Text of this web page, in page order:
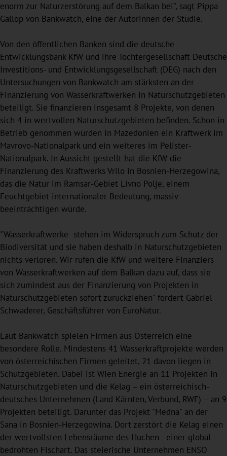
enorm zur Naturzerstörung auf dem Balkan bei", sagt Pippa
Gallop von Bankwatch, eine der Autorinnen der Studie.
Von den öffentlichen Banken sind die deutsche
Entwicklungsbank KfW und ihre Tochtergesellschaft Deutsche
Investitions- und Entwicklungsgesellschaft (DEG) nach den
Untersuchungen von Bankwatch am stärksten an der
Finanzierung von Wasserkraftwerken in Naturschutzgebieten
beteiligt. Sie finanzieren insgesamt 8 Projekte, von denen
sich 4 in wertvollen Naturschutzgebieten befinden. Schon in
Betrieb genommen wurden in Mazedonien ein Kraftwerk im
Mavrovo-Nationalpark und ein weiteres im Pelister-
Nationalpark. In Aussicht gestellt hat die KfW die
Finanzierung des Kraftwerks Vrilo in Bosnien-Herzegowina,
das die Natur im Ramsar-Gebiet Livno Polje, einem
Feuchtgebiet internationaler Bedeutung, massiv
beeinträchtigen würde.
"Wasserkraftwerke stehen im Widerspruch zum Schutz der
Biodiversität und sie haben deshalb in Naturschutzgebieten
nichts verloren. Wir rufen die KfW und weitere Finanziers
von Wasserkraftwerken auf dem Balkan dazu auf, dass sie
sich zumindest aus der Finanzierung von Projekten in
Naturschutzgebieten sofort zurückziehen" fordert Gabriel
Schwaderer, Geschäftsführer von EuroNatur.
Laut Bankwatch spielen Firmen aus Österreich eine
besondere Rolle. Mindestens 41 Wasserkraftprojekte werden
von österreichischen Firmen geleitet, 21 davon liegen in
Schutzgebieten. Dabei ist Wien Energie an 11 Projekten in
Naturschutzgebieten und die Kelag – ein österreichisch-
deutsches Unternehmen (Land Kärnten, Verbund, RWE) – an 9
Projekten beteiligt. Darunter das Projekt "Medna" an der
Sana in Bosnien-Herzegowina. Dort zerstört die Kelag einen
der wertvollsten Lebensräume des Huchen - einer global
bedrohten Fischart. Das steierische Unternehmen ENSO